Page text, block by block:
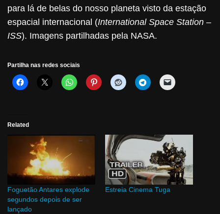
para lá de belas do nosso planeta visto da estação
espacial internacional (International Space Station –
ISS). Imagens partilhadas pela NASA.
Partilha nas redes sociais
Related
Foguetão Antares explode
segundos depois de ser
lançado
Estreia Cinema Tuga